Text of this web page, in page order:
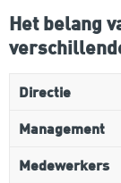
Het belang
Directie
Management
Medewerkers